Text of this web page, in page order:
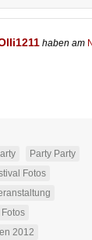
haben am
Party Party
Fotos
2012